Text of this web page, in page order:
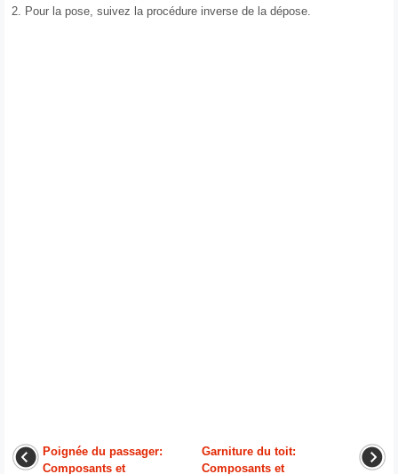
2. Pour la pose, suivez la procédure inverse de la dépose.
Poignée du passager:
Composants et
Garniture du toit:
Composants et